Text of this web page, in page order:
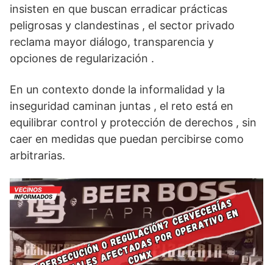
insisten en que buscan erradicar prácticas
peligrosas y clandestinas , el sector privado
reclama mayor diálogo, transparencia y
opciones de regularización .
En un contexto donde la informalidad y la
inseguridad caminan juntas , el reto está en
equilibrar control y protección de derechos , sin
caer en medidas que puedan percibirse como
arbitrarias.